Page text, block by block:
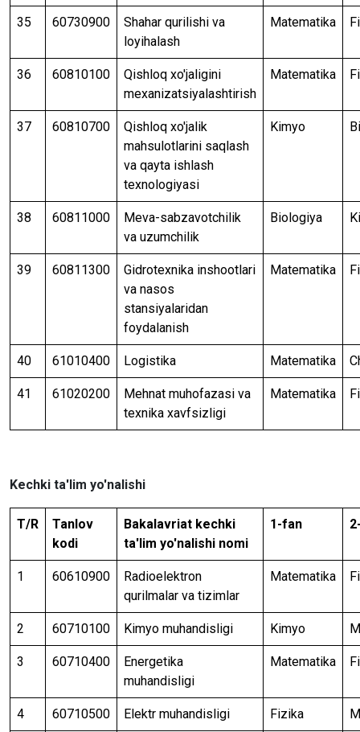
35 60730900
Shahar qurilishi va
loyihalash
Matematika
36 60810100
Qishloq xo'jaligini
mexanizatsiyalashtirish
Matematika
37 60810700
Qishloq xo'jalik
mahsulotlarini saqlash
va qayta ishlash
texnologiyasi
Kimyo
38 60811000
Meva-sabzavotchilik
va uzumchilik
Biologiya
39 60811300
Gidrotexnika inshootlari
va nasos
stansiyalaridan
foydalanish
Matematika
40 61010400 Logistika Matematika
41 61020200
Mehnat muhofazasi va
texnika xavfsizligi
Matematika
Kechki ta'lim yo'nalishi
T/R
Tanlov
kodi
Bakalavriat kechki
ta'lim yo'nalishi nomi
1-fan
1 60610900
Radioelektron
qurilmalar va tizimlar
Matematika
2 60710100 Kimyo muhandisligi Kimyo
3 60710400
Energetika
muhandisligi
Matematika
4 60710500 Elektr muhandisligi Fizika